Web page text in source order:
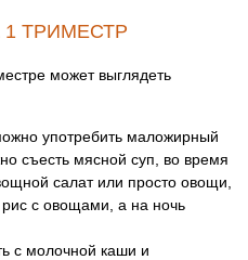
ТРИМЕСТР
может выглядеть
употребить маложирный
съесть мясной суп, во время
салат или просто овощи,
с овощами, а на ночь
с молочной каши и